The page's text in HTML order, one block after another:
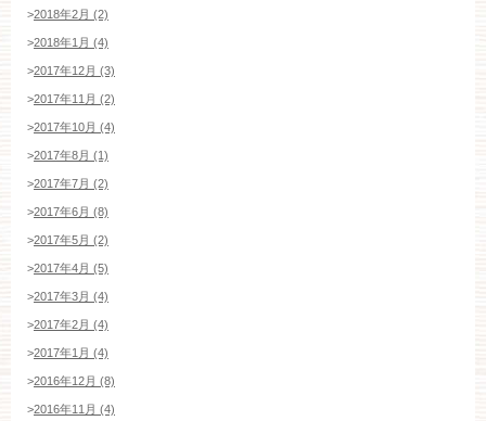
>2018年2月 (2)
>2018年1月 (4)
>2017年12月 (3)
>2017年11月 (2)
>2017年10月 (4)
>2017年8月 (1)
>2017年7月 (2)
>2017年6月 (8)
>2017年5月 (2)
>2017年4月 (5)
>2017年3月 (4)
>2017年2月 (4)
>2017年1月 (4)
>2016年12月 (8)
>2016年11月 (4)